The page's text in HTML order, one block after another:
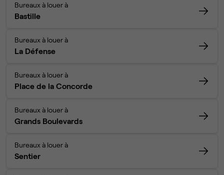
Bureaux à louer à
Bastille
Bureaux à louer à
La Défense
Bureaux à louer à
Place de la Concorde
Bureaux à louer à
Grands Boulevards
Bureaux à louer à
Sentier